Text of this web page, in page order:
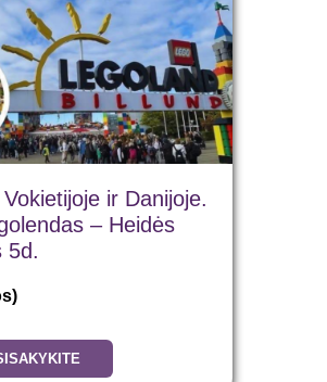
ir Danijoje.
– Heidės
5d.